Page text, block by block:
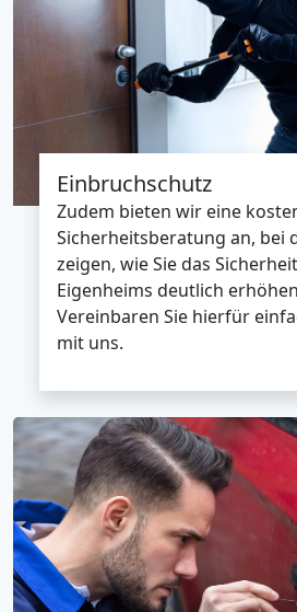
Einbruchschutz
Zudem bieten wir eine
Sicherheitsberatung an, bei
zeigen, wie Sie das
Eigenheims deutlich
Vereinbaren Sie hierfür
mit uns.